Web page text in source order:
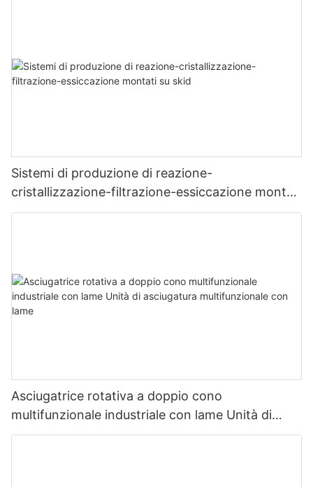
Sistemi di produzione di reazione-
cristallizzazione-filtrazione-essiccazione montati
su skid
Asciugatrice rotativa a doppio cono
multifunzionale industriale con lame Unità di
asciugatura multifunzionale con lame